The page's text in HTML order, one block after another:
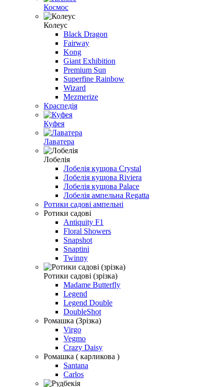
Космос
Колеус
Black Dragon
Fairway
Kong
Giant Exhibition
Premium Sun
Superfine Rainbow
Wizard
Mezmerize
Краспедія
Куфея
Лаватера
Лобелiя
Лобелія кущова Crystal
Лобелія кущова Riviera
Лобелія кущова Palace
Лобелія ампельна Regatta
Ротики садовi ампельнi
Ротики садові
Antiquity F1
Floral Showers
Snapshot
Snaptini
Twinny
Ротики садові (зрізка)
Madame Butterfly
Legend
Legend Double
DoubleShot
Ромашка (Зрізка)
Virgo
Vegmo
Crazy Daisy
Ромашка ( карликова )
Santana
Carlos